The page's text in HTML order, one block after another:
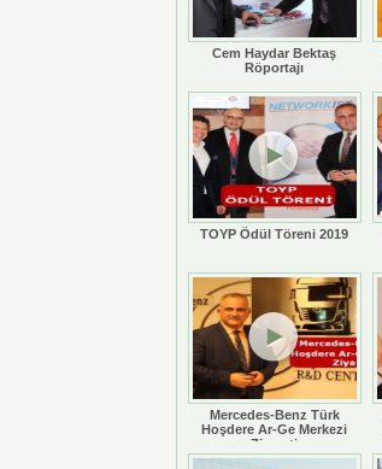
Cem Haydar Bektaş
Röportajı
TOYP Ödül Töreni 2019
Mercedes-Benz Türk
Hoşdere Ar-Ge Merkezi
Ziyareti